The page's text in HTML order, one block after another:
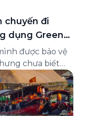
chuyến đi
dụng Green
được bảo vệ
chưa biết
đây sẽ hướng
hủy tham gia)
ứng dụng Green
trọng trước khi